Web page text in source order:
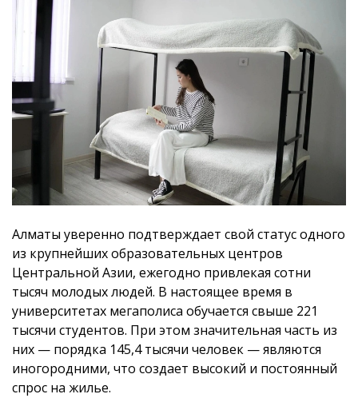
Алматы уверенно подтверждает свой статус одного
из крупнейших образовательных центров
Центральной Азии, ежегодно привлекая сотни
тысяч молодых людей. В настоящее время в
университетах мегаполиса обучается свыше 221
тысячи студентов. При этом значительная часть из
них — порядка 145,4 тысячи человек — являются
иногородними, что создает высокий и постоянный
спрос на жилье.